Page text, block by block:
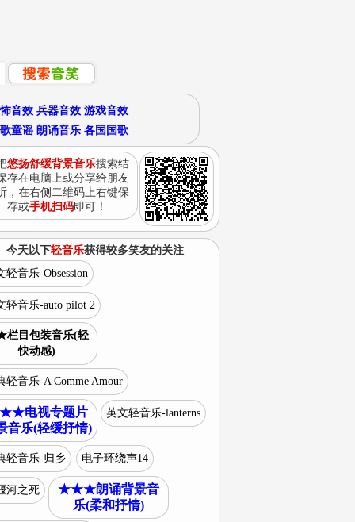
音效 兵器音效 游戏音效
童谣 朗诵音乐 各国国歌
悠扬舒缓背景音乐搜索结
存在电脑上或分享给朋友
，在右侧二维码上右键保
存或手机扫码即可！
今天以下轻音乐获得较多笑友的关注
轻音乐-Obsession
轻音乐-auto pilot 2
目包装音乐(轻
快动感)
轻音乐-A Comme Amour
电视专题片
音乐(轻缓抒情)
英文轻音乐-lanterns
轻音乐-归乡 电子环绕声14
河之死
★★★朗诵背景音
乐(柔和抒情)